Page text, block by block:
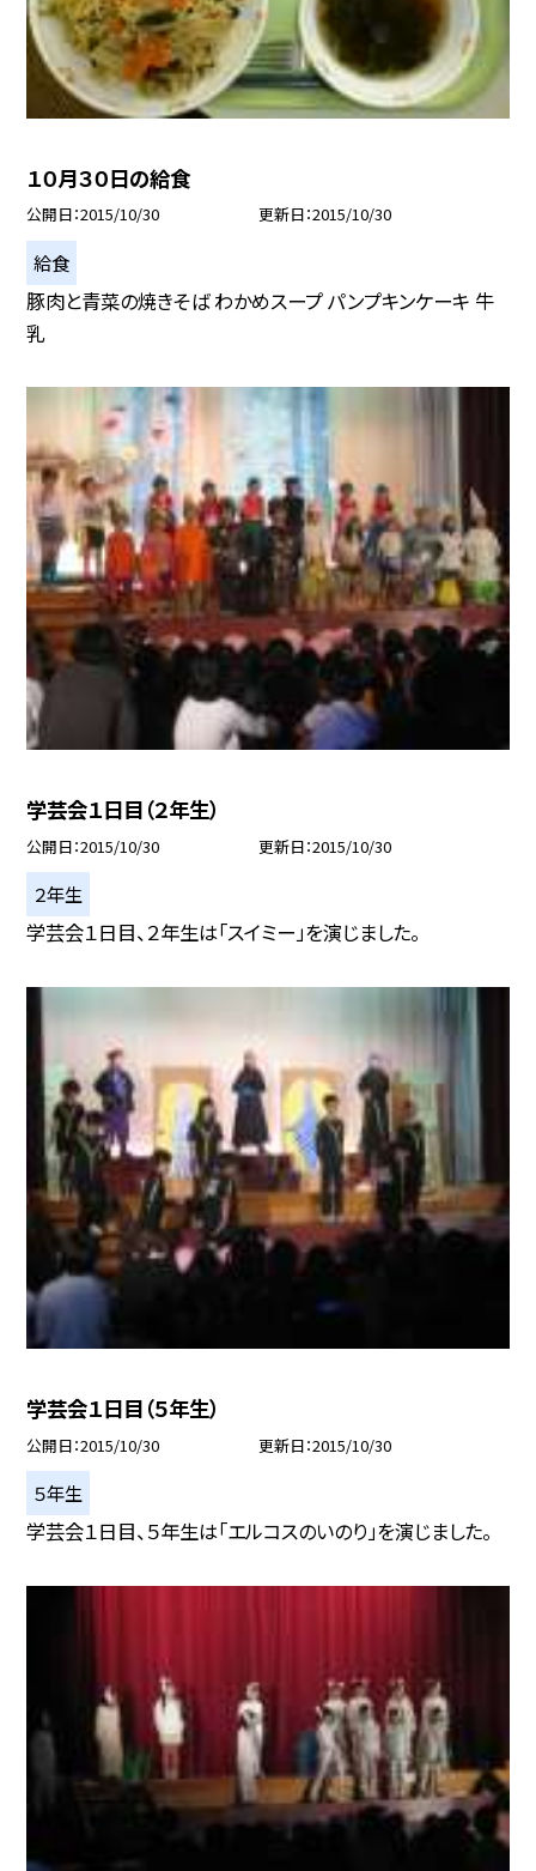
１０月３０日の給食
公開日 2015/10/30 更新日 2015/10/30
給食
豚肉と青菜の焼きそば わかめスープ パンプキンケーキ 牛
乳
学芸会１日目（２年生）
公開日 2015/10/30 更新日 2015/10/30
２年生
学芸会１日目、２年生は「スイミー」を演じました。
学芸会１日目（５年生）
公開日 2015/10/30 更新日 2015/10/30
５年生
学芸会１日目、５年生は「エルコスのいのり」を演じました。